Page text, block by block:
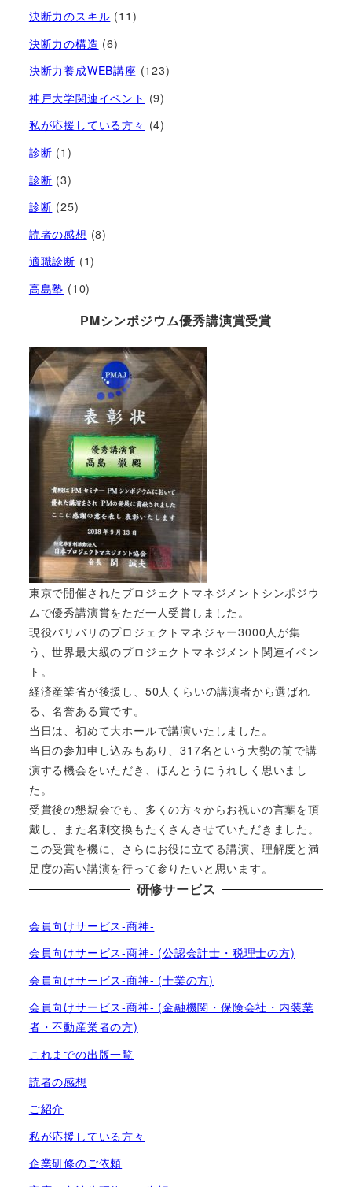
決断力のスキル (11)
決断力の構造 (6)
決断力養成WEB講座 (123)
神戸大学関連イベント (9)
私が応援している方々 (4)
診断 (1)
診断 (3)
診断 (25)
読者の感想 (8)
適職診断 (1)
高島塾 (10)
PMシンポジウム優秀講演賞受賞
東京で開催されたプロジェクトマネジメントシンポジウ
ムで優秀講演賞をただ一人受賞しました。
現役バリバリのプロジェクトマネジャー3000人が集
う、世界最大級のプロジェクトマネジメント関連イベン
ト。
経済産業省が後援し、50人くらいの講演者から選ばれ
る、名誉ある賞です。
当日は、初めて大ホールで講演いたしました。
当日の参加申し込みもあり、317名という大勢の前で講
演する機会をいただき、ほんとうにうれしく思いまし
た。
受賞後の懇親会でも、多くの方々からお祝いの言葉を頂
戴し、また名刺交換もたくさんさせていただきました。
この受賞を機に、さらにお役に立てる講演、理解度と満
足度の高い講演を行って参りたいと思います。
研修サービス
会員向けサービス-商神-
会員向けサービス-商神- (公認会計士・税理士の方)
会員向けサービス-商神- (士業の方)
会員向けサービス-商神- (金融機関・保険会社・内装業
者・不動産業者の方)
これまでの出版一覧
読者の感想
ご紹介
私が応援している方々
企業研修のご依頼